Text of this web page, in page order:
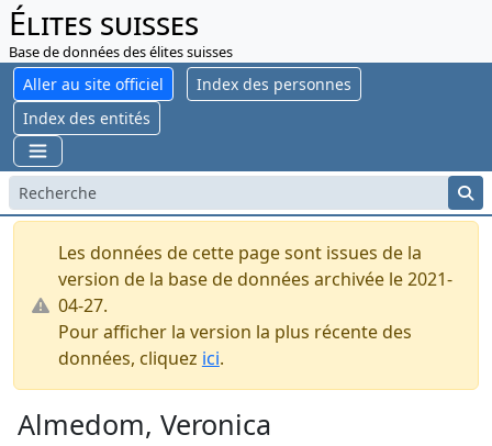
Élites suisses
Base de données des élites suisses
Aller au site officiel
Index des personnes
Index des entités
Les données de cette page sont issues de la
version de la base de données archivée le 2021-
04-27.
Pour afficher la version la plus récente des
données, cliquez ici.
Almedom, Veronica